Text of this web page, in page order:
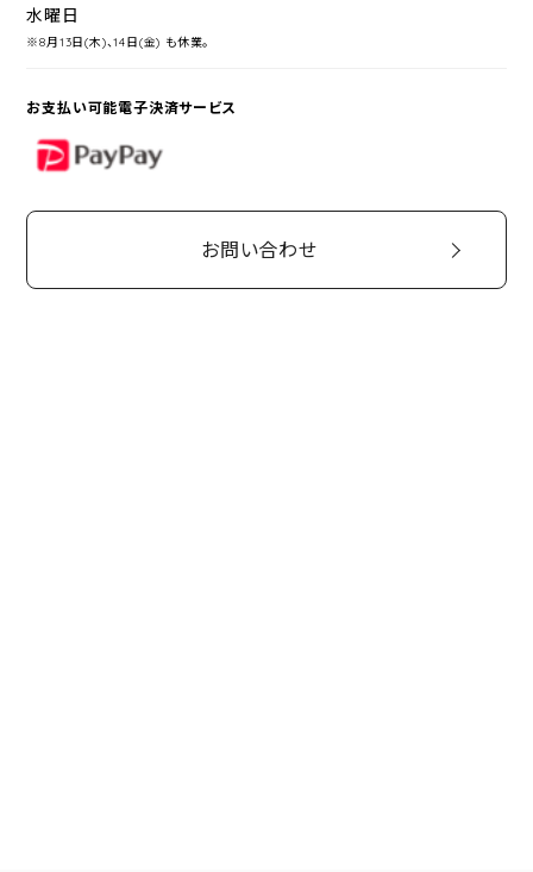
水曜日
※8月13日(木)、14日(金) も休業。
お支払い可能電子決済サービス
PayPay
お問い合わせ